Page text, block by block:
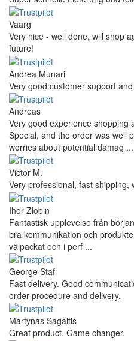
Vaarg
Very nice - well done, will shop
future!
Andrea Munari
Very good customer support
Andreas
Very good experience shopping
Special, and the order was well
worries about potential damag ...
Victor M.
Very professional, fast shipping,
Ihor Zlobin
Fantastisk upplevelse från
bra kommunikation och
välpackat och i perf ...
George Staf
Fast delivery. Good
order procedure and delivery.
Martynas Sagaitis
Great product. Game changer.